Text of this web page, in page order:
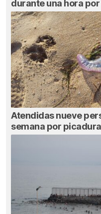
durante una hora
Atendidas nueve
semana por